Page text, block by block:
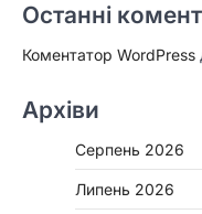
Останні
Коментатор WordPress
Архіви
Серпень 2026
Липень 2026